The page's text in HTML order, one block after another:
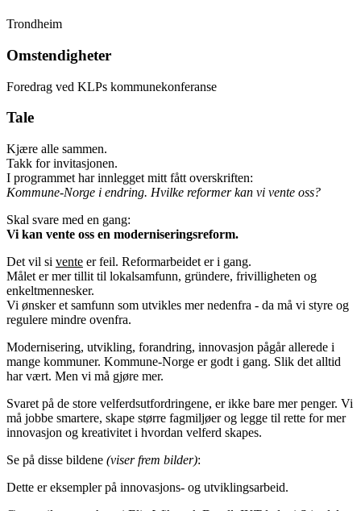
Trondheim
Omstendigheter
Foredrag ved KLPs kommunekonferanse
Tale
Kjære alle sammen.
Takk for invitasjonen.
I programmet har innlegget mitt fått overskriften:
Kommune-Norge i endring. Hvilke reformer kan vi vente oss?
Skal svare med en gang:
Vi kan vente oss en moderniseringsreform.
Det vil si vente er feil. Reformarbeidet er i gang.
Målet er mer tillit til lokalsamfunn, gründere, frivilligheten og
enkeltmennesker.
Vi ønsker et samfunn som utvikles mer nedenfra - da må vi styre og
regulere mindre ovenfra.
Modernisering, utvikling, forandring, innovasjon pågår allerede i
mange kommuner. Kommune-Norge er godt i gang. Slik det alltid
har vært. Men vi må gjøre mer.
Svaret på de store velferdsutfordringene, er ikke bare mer penger. Vi
må jobbe smartere, skape større fagmiljøer og legge til rette for mer
innovasjon og kreativitet i hvordan velferd skapes.
Se på disse bildene (viser frem bilder):
Dette er eksempler på innovasjons- og utviklingsarbeid.